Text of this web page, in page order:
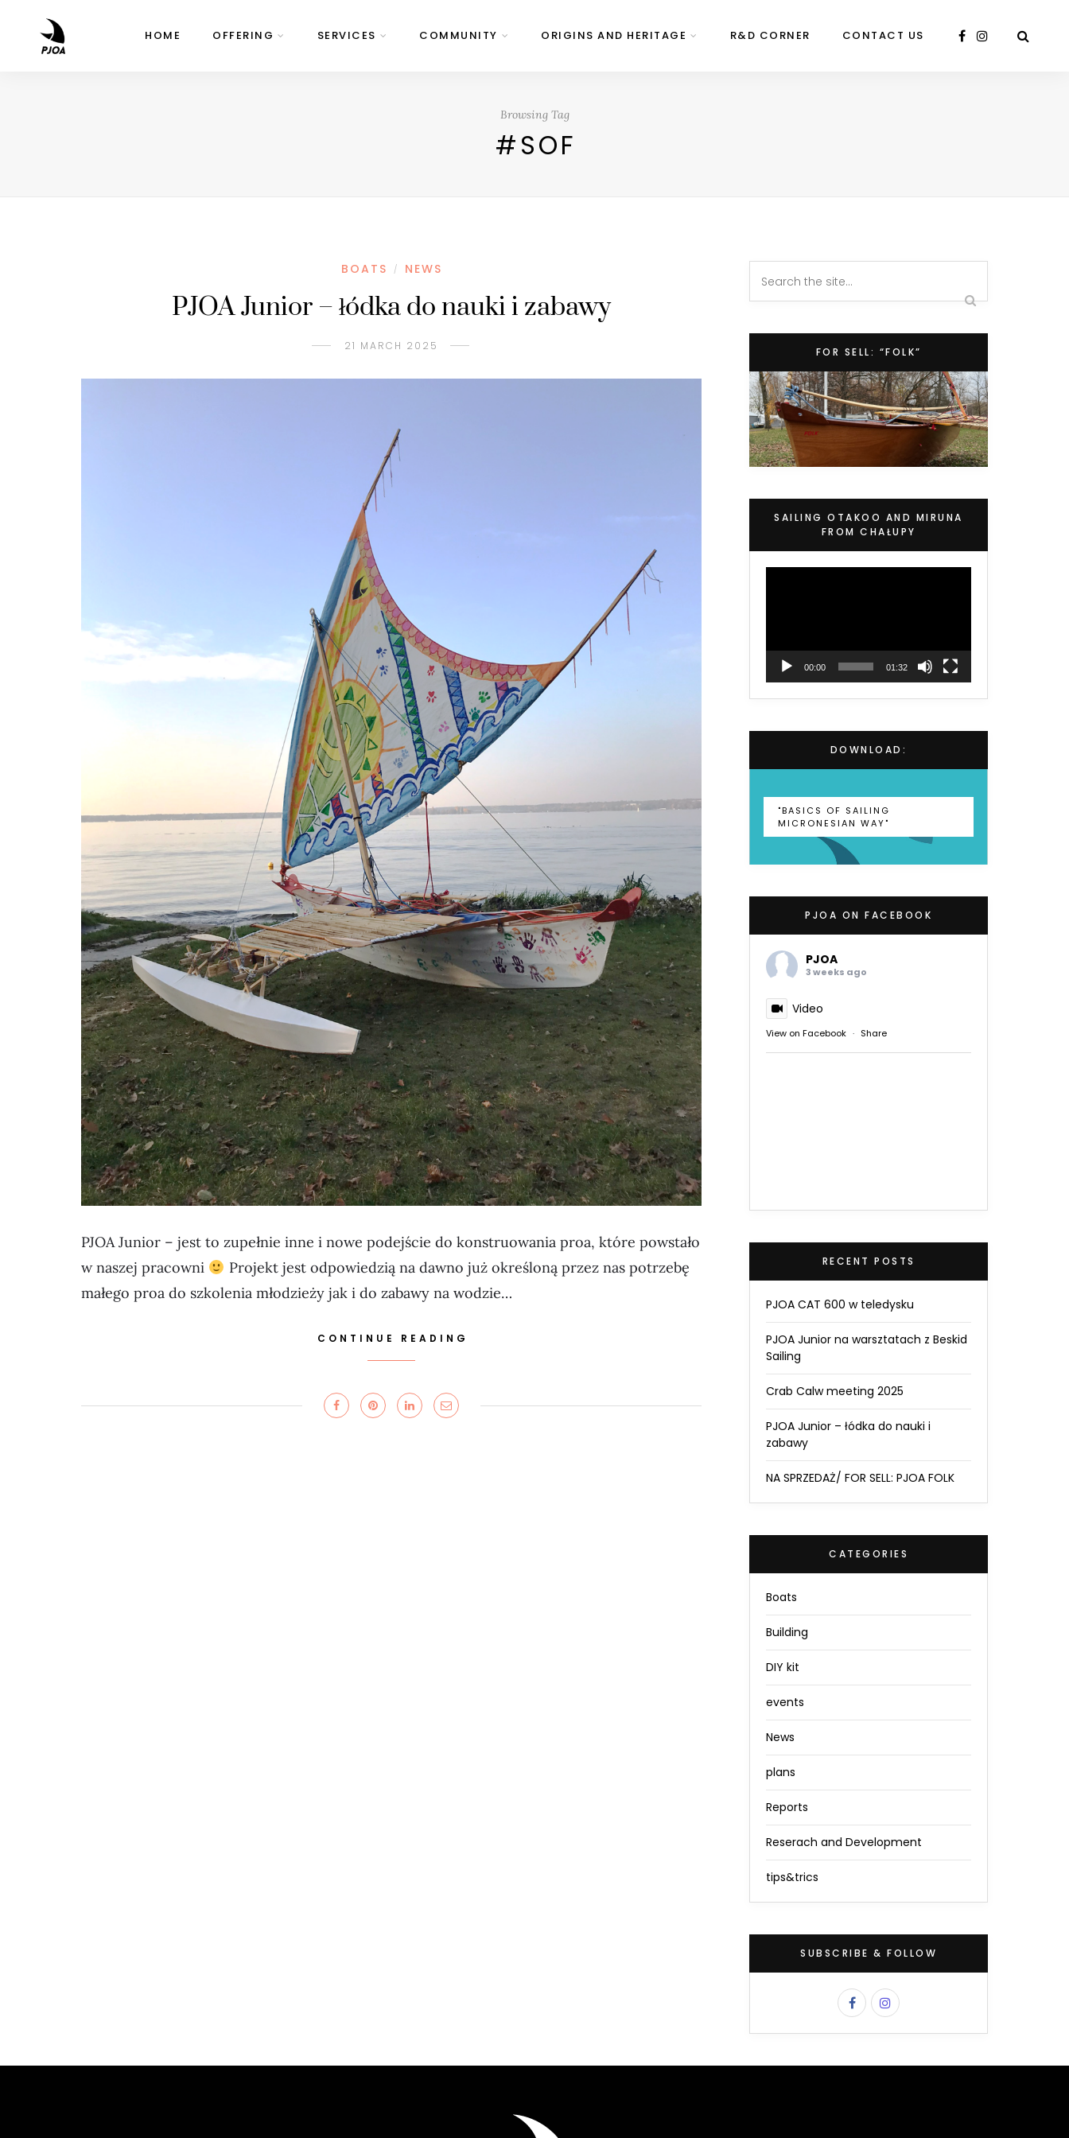
HOME OFFERING SERVICES COMMUNITY ORIGINS AND HERITAGE R&D CORNER CONTACT US
Browsing Tag
#SOF
BOATS / NEWS
PJOA Junior – łódka do nauki i zabawy
21 MARCH 2025
PJOA Junior – jest to zupełnie inne i nowe podejście do konstruowania proa, które powstało
w naszej pracowni
Projekt jest odpowiedzią na dawno już określoną przez nas potrzebę
małego proa do szkolenia młodzieży jak i do zabawy na wodzie…
CONTINUE READING
FOR SELL: “FOLK”
SAILING OTAKOO AND MIRUNA
FROM CHAŁUPY
00:00 01:32
DOWNLOAD:
"BASICS OF SAILING
MICRONESIAN WAY"
PJOA ON FACEBOOK
PJOA
3 weeks ago
Video
View on Facebook · Share
RECENT POSTS
PJOA CAT 600 w teledysku
PJOA Junior na warsztatach z Beskid
Sailing
Crab Calw meeting 2025
PJOA Junior – łódka do nauki i
zabawy
NA SPRZEDAŻ/ FOR SELL: PJOA FOLK
CATEGORIES
Boats
Building
DIY kit
events
News
plans
Reports
Reserach and Development
tips&trics
SUBSCRIBE & FOLLOW